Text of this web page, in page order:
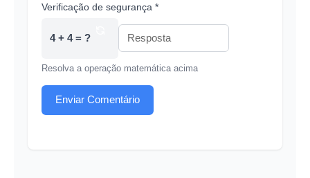
Verificação de segurança *
4 + 4 = ?
Resolva a operação matemática acima
Enviar Comentário